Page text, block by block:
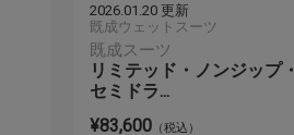
2026.01.20 更新
既成ウェットスーツ
既成スーツ
リミテッド・ノンジップ・
セミドラ...
¥83,600（税込）